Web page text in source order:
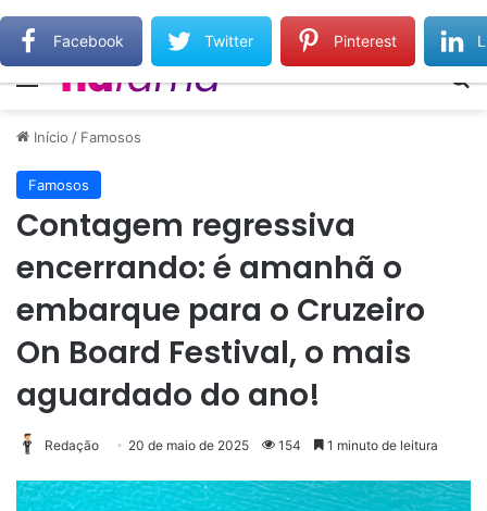
Gilberto Gil relembra Preta Gil e destaca força do legado deixado pela filha
Início / Famosos
Famosos
Contagem regressiva
encerrando: é amanhã o
embarque para o Cruzeiro
On Board Festival, o mais
aguardado do ano!
Redação 20 de maio de 2025 154 1 minuto de leitura
Facebook Twitter Pinterest